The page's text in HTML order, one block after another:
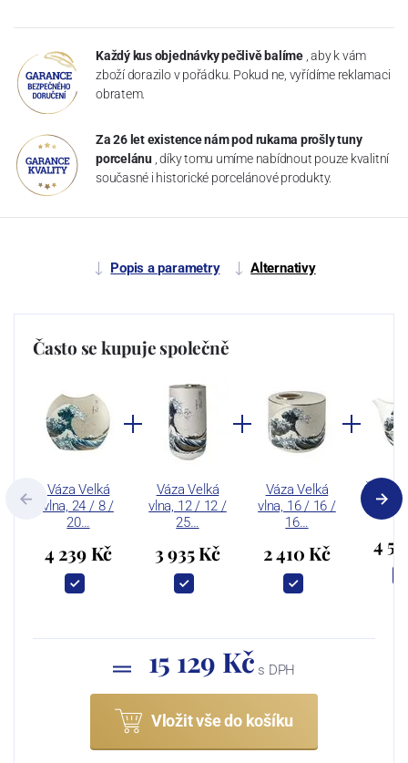
Každý kus objednávky pečlivě balíme , aby k vám
zboží dorazilo v pořádku. Pokud ne, vyřídíme reklamaci
obratem.
Za 26 let existence nám pod rukama prošly tuny
porcelánu , díky tomu umíme nabídnout pouze kvalitní
současné i historické porcelánové produkty.
Popis a parametry Alternativy
Často se kupuje společně
Váza Velká
vlna, 24 / 8 /
20…
4 239 Kč
Váza Velká
vlna, 12 / 12 /
25…
3 935 Kč
Váza Velká
vlna, 16 / 16 /
16…
2 410 Kč
Čajová
s
4
15 129 Kč s DPH
Vložit vše do košíku